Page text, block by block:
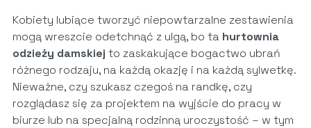
Kobiety lubiące tworzyć niepowtarzalne zestawienia
mogą wreszcie odetchnąć z ulgą, bo ta hurtownia
odzieży damskiej to zaskakujące bogactwo ubrań
różnego rodzaju, na każdą okazję i na każdą sylwetkę.
Nieważne, czy szukasz czegoś na randkę, czy
rozglądasz się za projektem na wyjście do pracy w
biurze lub na specjalną rodzinną uroczystość – w tym